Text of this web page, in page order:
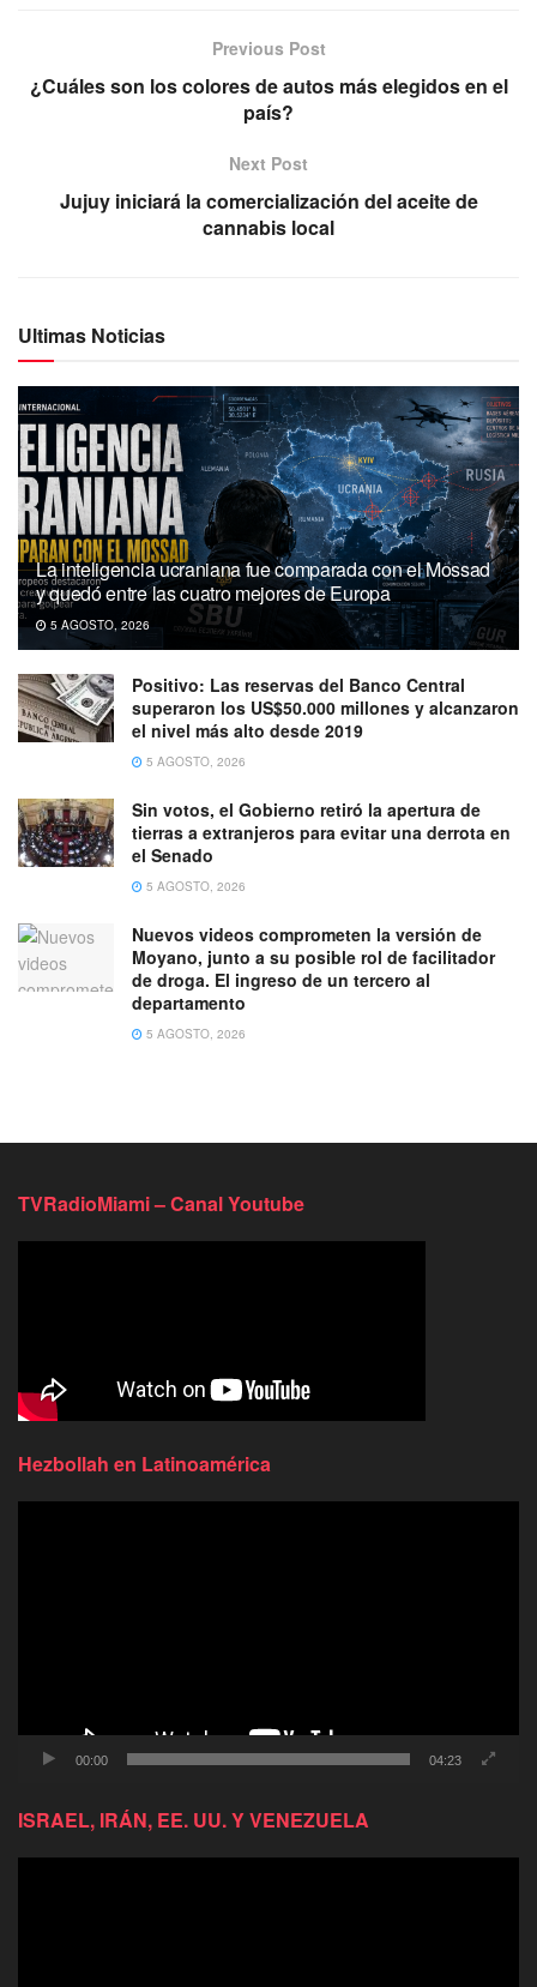
Previous Post
¿Cuáles son los colores de autos más elegidos en el
país?
Next Post
Jujuy iniciará la comercialización del aceite de
cannabis local
Ultimas Noticias
La inteligencia ucraniana fue comparada con el Mossad
y quedó entre las cuatro mejores de Europa
5 AGOSTO, 2026
Positivo: Las reservas del Banco Central
superaron los US$50.000 millones y alcanzaron
el nivel más alto desde 2019
5 AGOSTO, 2026
Sin votos, el Gobierno retiró la apertura de
tierras a extranjeros para evitar una derrota en
el Senado
5 AGOSTO, 2026
Nuevos videos comprometen la versión de
Moyano, junto a su posible rol de facilitador
de droga. El ingreso de un tercero al
departamento
5 AGOSTO, 2026
TVRadioMiami – Canal Youtube
Hezbollah en Latinoamérica
00:00 04:23
ISRAEL, IRÁN, EE. UU. Y VENEZUELA